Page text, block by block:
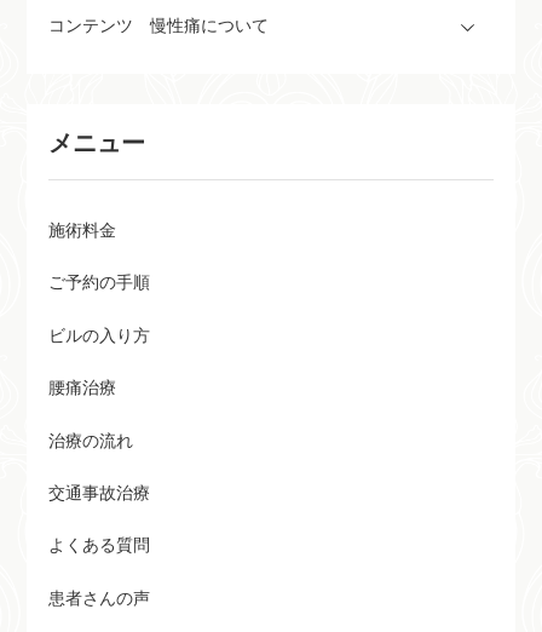
コンテンツ 慢性痛について
メニュー
施術料金
ご予約の手順
ビルの入り方
腰痛治療
治療の流れ
交通事故治療
よくある質問
患者さんの声